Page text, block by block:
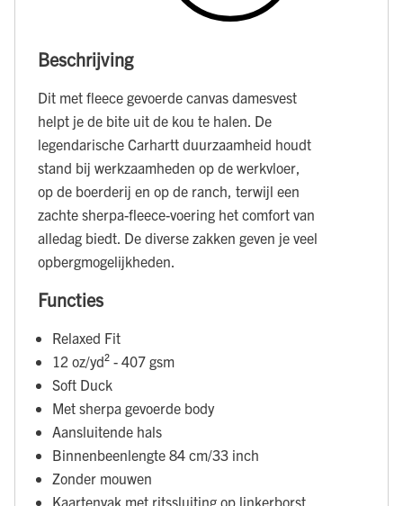
Beschrijving
Dit met fleece gevoerde canvas damesvest
helpt je de bite uit de kou te halen. De
legendarische Carhartt duurzaamheid houdt
stand bij werkzaamheden op de werkvloer,
op de boerderij en op de ranch, terwijl een
zachte sherpa-fleece-voering het comfort van
alledag biedt. De diverse zakken geven je veel
opbergmogelijkheden.
Functies
Relaxed Fit
12 oz/yd² - 407 gsm
Soft Duck
Met sherpa gevoerde body
Aansluitende hals
Binnenbeenlengte 84 cm/33 inch
Zonder mouwen
Kaartenvak met ritssluiting op linkerborst